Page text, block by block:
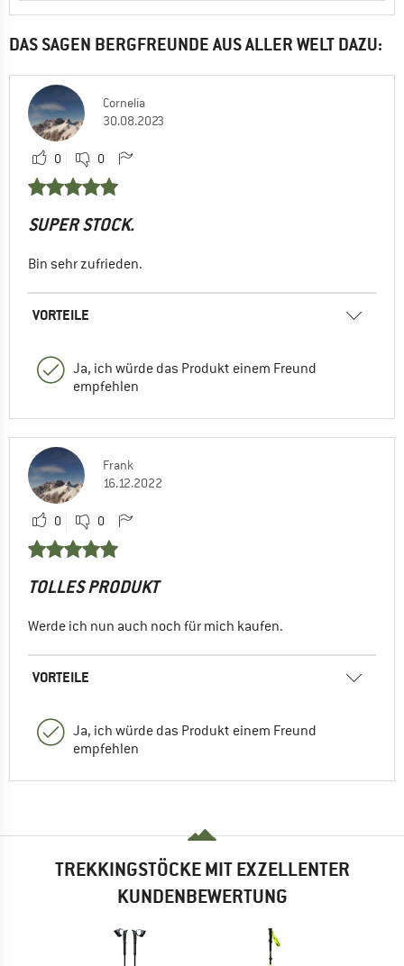
DAS SAGEN BERGFREUNDE AUS ALLER WELT DAZU:
Cornelia
30.08.2023
0 0
SUPER STOCK.
Bin sehr zufrieden.
VORTEILE
Ja, ich würde das Produkt einem Freund
empfehlen
Frank
16.12.2022
0 0
TOLLES PRODUKT
Werde ich nun auch noch für mich kaufen.
VORTEILE
Ja, ich würde das Produkt einem Freund
empfehlen
TREKKINGSTÖCKE MIT EXZELLENTER
KUNDENBEWERTUNG